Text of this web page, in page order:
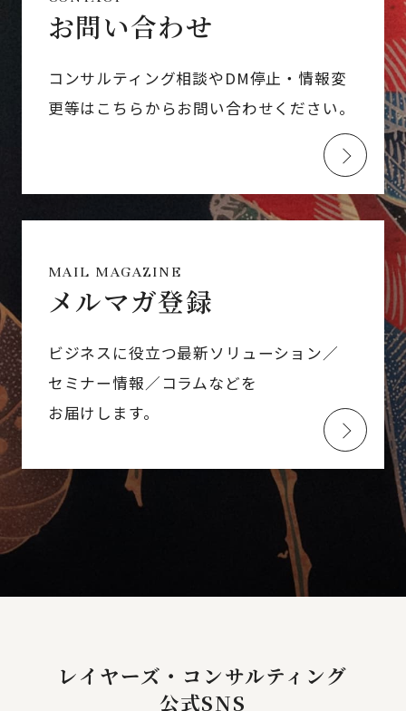
お問い合わせ
コンサルティング相談やDM停止・情報変
更等はこちらからお問い合わせください。
MAIL MAGAZINE
メルマガ登録
ビジネスに役立つ最新ソリューション／
セミナー情報／コラムなどを
お届けします。
レイヤーズ・コンサルティング
公式SNS